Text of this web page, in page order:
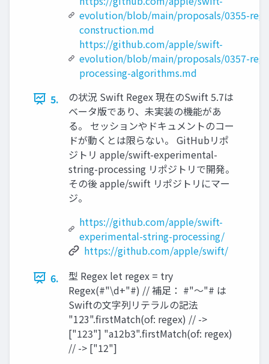
evolution/blob/main/proposals/0355-
construction.md
https://github.com/apple/swift-
evolution/blob/main/proposals/0357-
processing-algorithms.md
5.
の状況 Swift Regex 現在のSwift 5.7は
ベータ版であり、未実装の機能があ
る。 セッションやドキュメントのコー
ドが動くとは限らない。 GitHubリポ
ジトリ apple/swift-experimental-
string-processing リポジトリで開発。
その後 apple/swift リポジトリにマー
ジ。
https://github.com/apple/swift-
experimental-string-processing/
https://github.com/apple/swift/
6.
型 Regex let regex = try
Regex(#"\d+"#) // 補足： #"〜"# は
Swiftの文字列リテラルの記法
"123".firstMatch(of: regex) // ->
["123"] "a12b3".firstMatch(of: regex)
// -> ["12"]